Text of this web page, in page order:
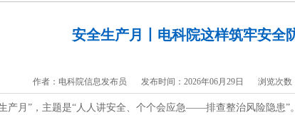
安全生产月丨电科院这样筑牢安全
作者：电科院信息发布员 发布时间：2026年06月29日 浏览次数
月”，主题是“人人讲安全、个个会应急——排查整治风险隐患”